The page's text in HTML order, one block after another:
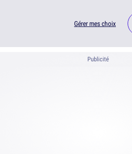
Gérer mes choix
Publicité